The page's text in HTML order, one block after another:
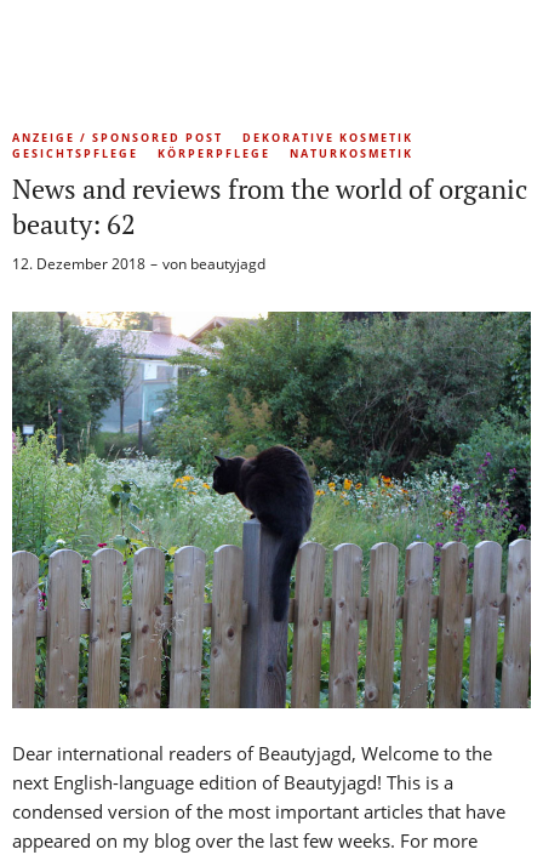
ANZEIGE / SPONSORED POST
DEKORATIVE KOSMETIK
GESICHTSPFLEGE
KÖRPERPFLEGE NATURKOSMETIK
News and reviews from the world of organic
beauty: 62
12. Dezember 2018 von beautyjagd
Dear international readers of Beautyjagd, Welcome to the
next English-language edition of Beautyjagd! This is a
condensed version of the most important articles that have
appeared on my blog over the last few weeks. For more